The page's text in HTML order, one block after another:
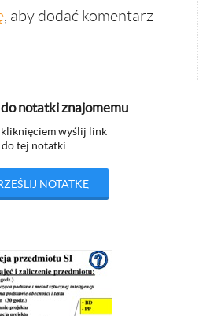
, aby dodać komentarz
notatki znajomemu
kliknięciem wyślij link
do tej notatki
NOTATKĘ